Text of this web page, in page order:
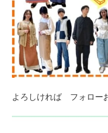
よろしければ フォロー